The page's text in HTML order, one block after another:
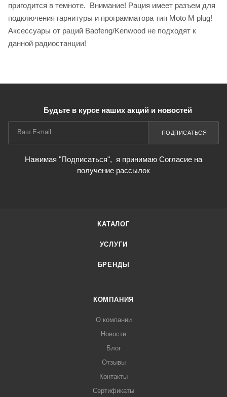
пригодится в темноте. Внимание! Рация имеет разъем для
подключения гарнитуры и программатора тип Moto M plug!
Аксессуары от раций Baofeng/Kenwood не подходят к
данной радиостанции!
Будьте в курсе наших акций и новостей
ПОДПИСАТЬСЯ
Нажимая "Подписаться", я принимаю Согласие на
получение рассылок
КАТАЛОГ
УСЛУГИ
БРЕНДЫ
КОМПАНИЯ
О компании
Новости
Блог
Отзывы
Контакты
Сертификаты